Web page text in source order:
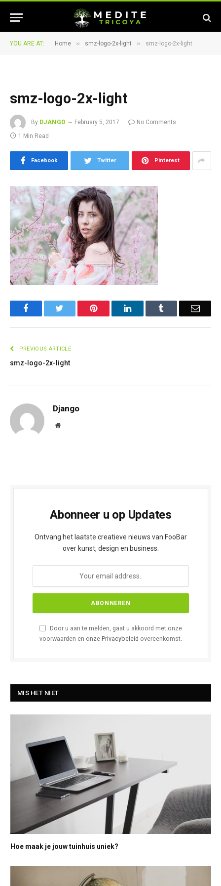
YOU ARE AT: Home » smz-logo-2x-light » smz-logo-2x-light
smz-logo-2x-light
By DJANGO February 5, 2017
No Comments
1 Min Read
Facebook Twitter Pinterest
Facebook Pinterest LinkedIn Email
PREVIOUS ARTICLE
smz-logo-2x-light
Django
Website
Abonneer u op Updates
Ontvang het laatste creatieve nieuws van FooBar
over kunst, design en business.
Door u aan te melden, gaat u akkoord met onze
voorwaarden en onze Privacybeleid-overeenkomst.
MIS HET NIET
Hoe maak je jouw tuinhuis uniek?